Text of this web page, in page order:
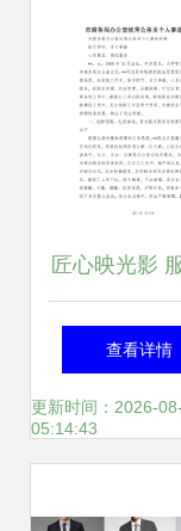
匠心映光影
初心——记XX
务局办公室优
查看详情
更新时间：2026-
05:14:43